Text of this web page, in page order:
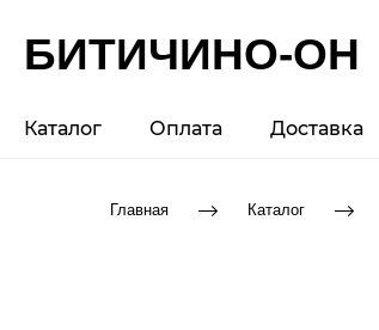
БИТИЧИНО-ОН
Каталог Оплата Доставка
Главная Каталог